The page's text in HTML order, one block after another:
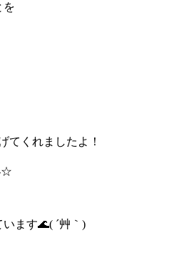
を
てくれましたよ！
☆
ます🌊( ´艸｀)